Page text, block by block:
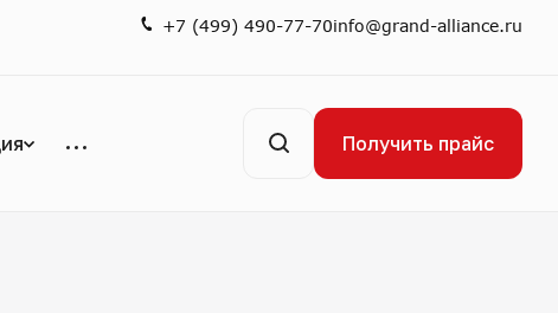
+7 (499) 490-77-70info@grand-alliance.ru
Получить прайс